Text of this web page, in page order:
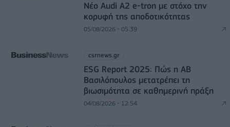
Νέο Audi A2 e-tron με στόχο την
κορυφή της αποδοτικότητας
05/08/2026 - 05:39
csrnews.gr
ESG Report 2025: Πώς η ΑΒ
Βασιλόπουλος μετατρέπει τη
βιωσιμότητα σε καθημερινή πράξη
04/08/2026 - 12:54